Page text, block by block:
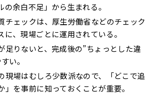
の余白不足」から生まれる。
チェックは、厚生労働省などのチェック
に、現場ごとに運用されている。
足りないと、完成後の”ちょっとした違
い。
現場はむしろ少数派なので、「どこで追
」を事前に知っておくことが重要。